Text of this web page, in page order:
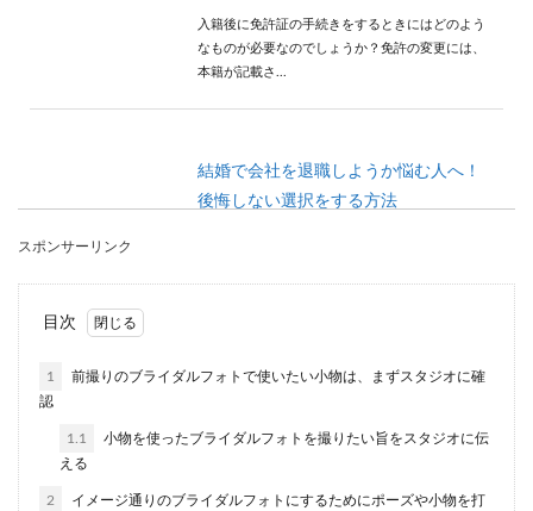
入籍後に免許証の手続きをするときにはどのよう
なものが必要なのでしょうか？免許の変更には、
本籍が記載さ...
結婚で会社を退職しようか悩む人へ！
後悔しない選択をする方法
ミングとポイントを解説
戚などに結婚の報告をすることになります。 職場
スポンサーリンク
目次
1
前撮りのブライダルフォトで使いたい小物は、まずスタジオに確
認
1.1
小物を使ったブライダルフォトを撮りたい旨をスタジオに伝
える
2
イメージ通りのブライダルフォトにするためにポーズや小物を打